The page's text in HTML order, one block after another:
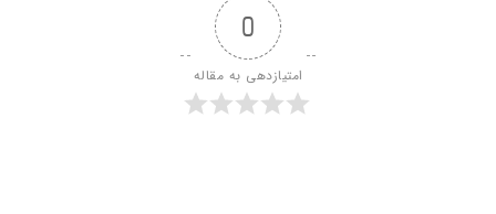
0
امتیازدهی به مقاله